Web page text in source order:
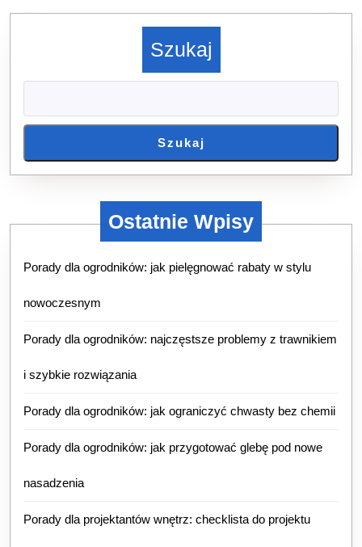
Szukaj
Szukaj
Ostatnie Wpisy
Porady dla ogrodników: jak pielęgnować rabaty w stylu
nowoczesnym
Porady dla ogrodników: najczęstsze problemy z trawnikiem
i szybkie rozwiązania
Porady dla ogrodników: jak ograniczyć chwasty bez chemii
Porady dla ogrodników: jak przygotować glebę pod nowe
nasadzenia
Porady dla projektantów wnętrz: checklista do projektu